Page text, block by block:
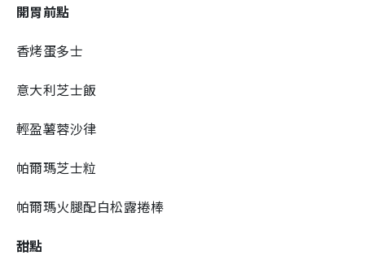
開胃前點
香烤蛋多士
意大利芝士飯
輕盈薯蓉沙律
帕爾瑪芝士粒
帕爾瑪火腿配白松露捲棒
甜點